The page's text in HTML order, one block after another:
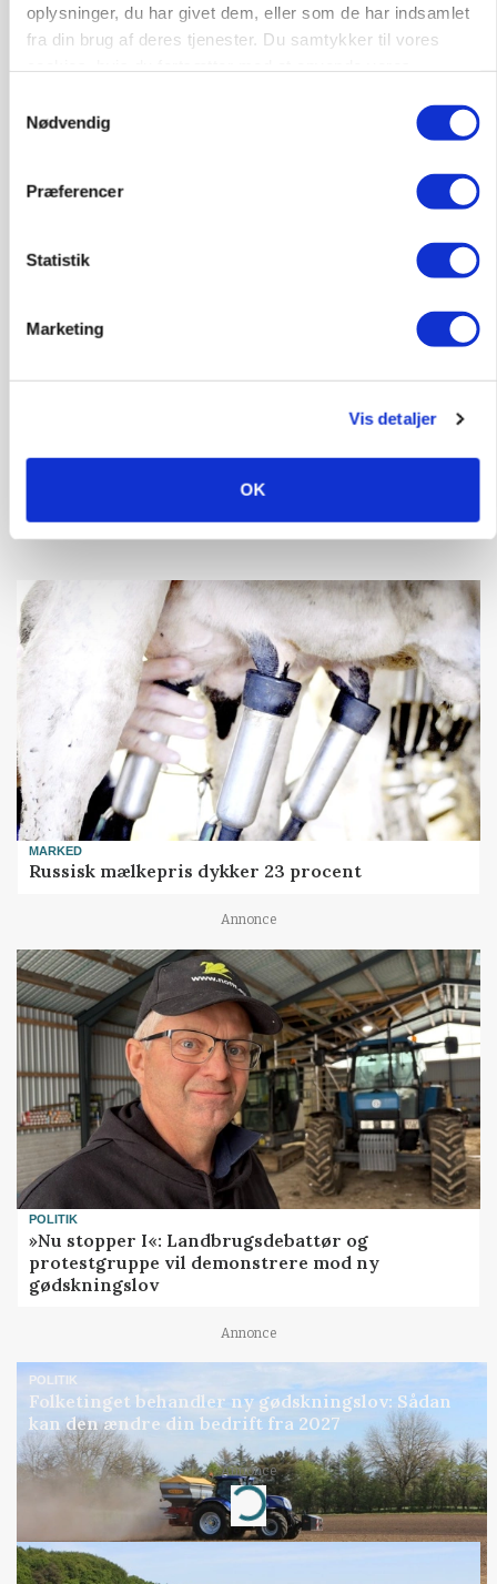
oplysninger, du har givet dem, eller som de har indsamlet
fra din brug af deres tjenester. Du samtykker til vores
Nødvendig
Præferencer
Statistik
Marketing
Vis detaljer
OK
MARKEDSFOKUS
Prisgab på 20 kroner pr. kg vokser: Polsk kylling
presser markedet
BUSINESS
Loading...
MARKED
Russisk mælkepris dykker 23 procent
Annonce
POLITIK
»Nu stopper I«: Landbrugsdebattør og
protestgruppe vil demonstrere mod ny
gødskningslov
Annonce
POLITIK
Folketinget behandler ny gødskningslov: Sådan
kan den ændre din bedrift fra 2027
Annonce
Loading...